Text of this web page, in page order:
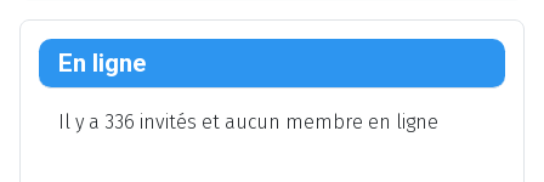
En ligne
Il y a 336 invités et aucun membre en ligne